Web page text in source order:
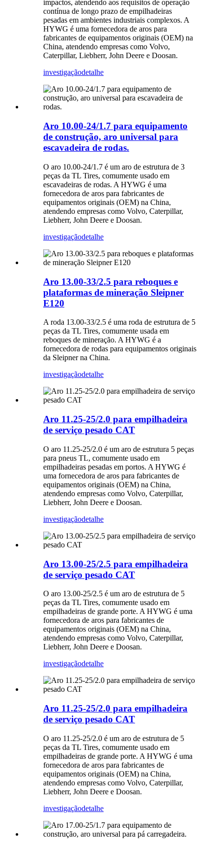
impactos, atendendo aos requisitos de operação
contínua de longo prazo de empilhadeiras
pesadas em ambientes industriais complexos. A
HYWG é uma fornecedora de aros para
fabricantes de equipamentos originais (OEM) na
China, atendendo empresas como Volvo,
Caterpillar, Liebherr, John Deere e Doosan.
investigaçãodetalhe
Aro 10.00-24/1.7 para equipamento
de construção, aro universal para
escavadeira de rodas.
O aro 10.00-24/1.7 é um aro de estrutura de 3
peças da TL Tires, comumente usado em
escavadeiras de rodas. A HYWG é uma
fornecedora de aros para fabricantes de
equipamentos originais (OEM) na China,
atendendo empresas como Volvo, Caterpillar,
Liebherr, John Deere e Doosan.
investigaçãodetalhe
Aro 13.00-33/2.5 para reboques e
plataformas de mineração Sleipner
E120
A roda 13.00-33/2.5 é uma roda de estrutura de 5
peças da TL Tires, comumente usada em
reboques de mineração. A HYWG é a
fornecedora de rodas para equipamentos originais
da Sleipner na China.
investigaçãodetalhe
Aro 11.25-25/2.0 para empilhadeira
de serviço pesado CAT
O aro 11.25-25/2.0 é um aro de estrutura 5 peças
para pneus TL, comumente usado em
empilhadeiras pesadas em portos. A HYWG é
uma fornecedora de aros para fabricantes de
equipamentos originais (OEM) na China,
atendendo empresas como Volvo, Caterpillar,
Liebherr, John Deere e Doosan.
investigaçãodetalhe
Aro 13.00-25/2.5 para empilhadeira
de serviço pesado CAT
O aro 13.00-25/2.5 é um aro de estrutura de 5
peças da TL Tires, comumente usado em
empilhadeiras de grande porte. A HYWG é uma
fornecedora de aros para fabricantes de
equipamentos originais (OEM) na China,
atendendo empresas como Volvo, Caterpillar,
Liebherr, John Deere e Doosan.
investigaçãodetalhe
Aro 11.25-25/2.0 para empilhadeira
de serviço pesado CAT
O aro 11.25-25/2.0 é um aro de estrutura de 5
peças da TL Tires, comumente usado em
empilhadeiras de grande porte. A HYWG é uma
fornecedora de aros para fabricantes de
equipamentos originais (OEM) na China,
atendendo empresas como Volvo, Caterpillar,
Liebherr, John Deere e Doosan.
investigaçãodetalhe